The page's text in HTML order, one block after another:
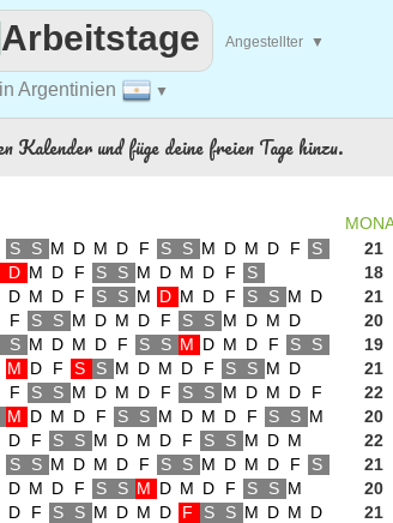
Argentinien ▼
Arbeitstage Angestellter ▼
Kalender und füge deine freien Tage hinzu.
S S M D M D F S S M D M D F S
21
D M D F S S M D M D F S
18
D M D F S S M D M D F S S M D 21
F S S M D M D F S S M D M D
20
S M D M D F S S M D M D F S S
19
M D F S S M D M D F S S M D 21
F S S M D M D F S S M D M D F
22
M D M D F S S M D M D F S S M
20
D F S S M D M D F S S M D M 22
S S M D M D F S S M D M D F S
21
D M D F S S M D M D F S S M
20
D F S S M D M D F S S M D M D 21